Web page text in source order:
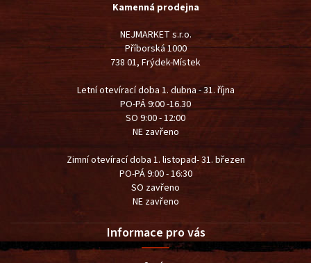
Kamenná prodejna
NEJMARKET s.r.o.
Příborská 1000
738 01, Frýdek-Místek
Letní otevírací doba 1. dubna - 31. října
PO-PÁ 9:00 -16.30
SO 9:00 - 12:00
NE zavřeno
Zimní otevírací doba 1. listopad- 31. březen
PO-PÁ 9:00 - 16:30
SO zavřeno
NE zavřeno
Informace pro vás